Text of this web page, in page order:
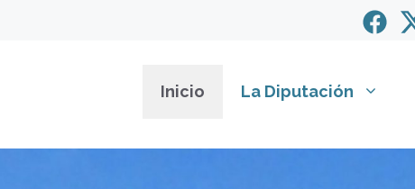
Inicio La Diputación